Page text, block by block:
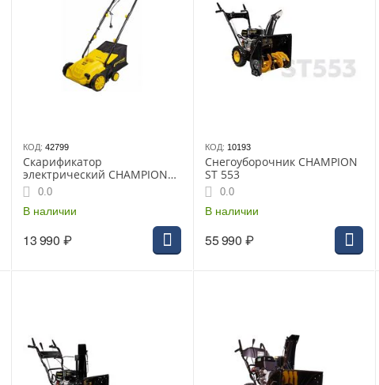
КОД: 42799
Скарификатор
электрический CHAMPION
ESC1532, 1,5 кВт
0.0
В наличии
13 990 ₽
КОД: 10193
Снегоуборочник CHAMPION
ST 553
0.0
В наличии
55 990 ₽